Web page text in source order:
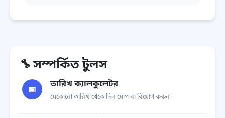
🔧সম্পর্কিত টুলস
📅
তারিখ ক্যালকুলেটর
যেকোনো তারিখ থেকে দিন যোগ বা বিয়োগ করুন